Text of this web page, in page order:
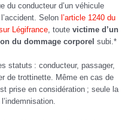
du conducteur d’un véhicule
Selon l’article 1240 du
Légifrance, toute victime d’un
du dommage corporel subi.*
statuts : conducteur, passager,
de trottinette. Même en cas de
prise en considération ; seule la